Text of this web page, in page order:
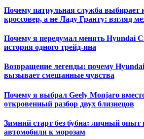
Почему патрульная служба выбирает
кроссовер, а не Ладу Гранту: взгляд
Почему я передумал менять Hyundai
история одного трейд-ина
Возвращение легенды: почему Hyundai
вызывает смешанные чувства
Почему я выбрал Geely Monjaro
откровенный разбор двух близнецов
Зимний старт без бубна: личный опыт
автомобиля к морозам